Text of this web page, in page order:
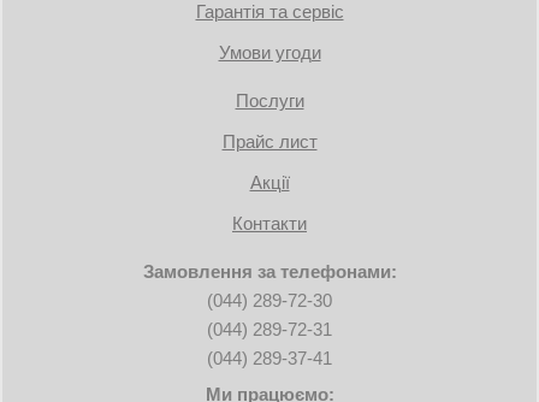
Гарантія та сервіс
Умови угоди
Послуги
Прайс лист
Акції
Контакти
Замовлення за телефонами:
(044) 289-72-30
(044) 289-72-31
(044) 289-37-41
Ми працюємо: